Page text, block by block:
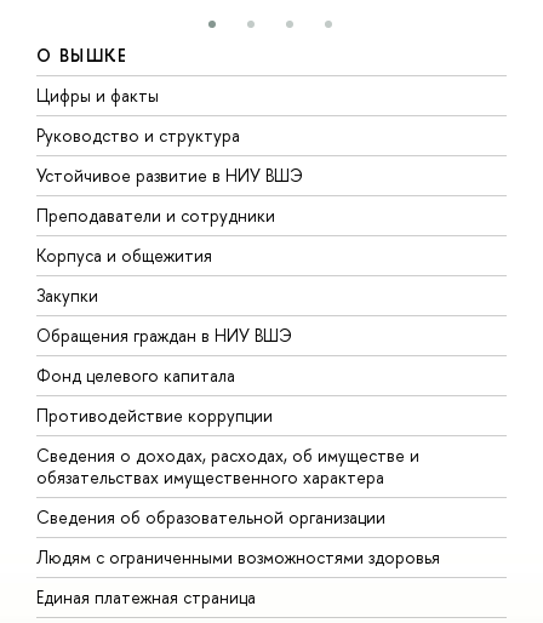
О ВЫШКЕ
Цифры и факты
Руководство и структура
Устойчивое развитие в НИУ ВШЭ
Преподаватели и сотрудники
Корпуса и общежития
Закупки
Обращения граждан в НИУ ВШЭ
Фонд целевого капитала
Противодействие коррупции
Сведения о доходах, расходах, об имуществе и
обязательствах имущественного характера
Сведения об образовательной организации
Людям с ограниченными возможностями здоровья
Единая платежная страница